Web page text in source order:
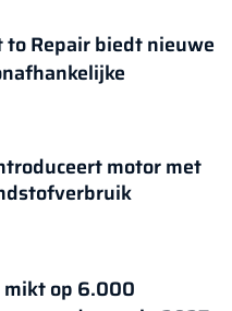
to Repair biedt nieuwe
motor met
mikt op 6.000